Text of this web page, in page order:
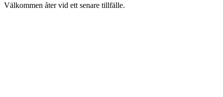
Välkommen åter vid ett senare tillfälle.